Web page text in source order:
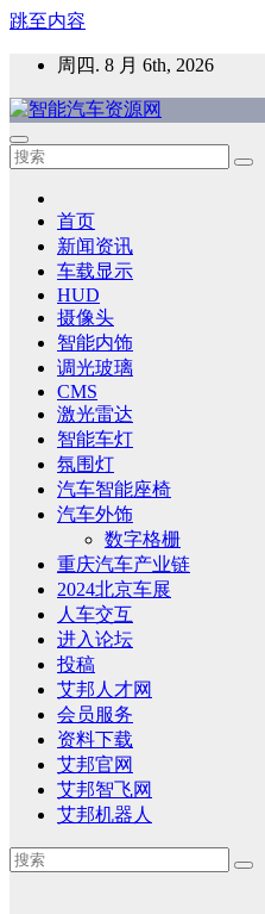
跳至内容
周四. 8 月 6th, 2026
智能汽车资源网
智能表面，智能内饰，新能源
首页
新闻资讯
车载显示
HUD
摄像头
智能内饰
调光玻璃
CMS
激光雷达
智能车灯
氛围灯
汽车智能座椅
汽车外饰
数字格栅
重庆汽车产业链
2024北京车展
人车交互
进入论坛
投稿
艾邦人才网
会员服务
资料下载
艾邦官网
艾邦智飞网
艾邦机器人